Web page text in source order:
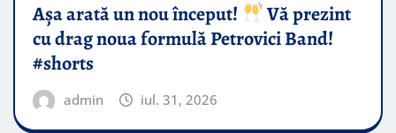
Așa arată un nou început!
Vă prezint
cu drag noua formulă Petrovici Band!
#shorts
admin iul. 31, 2026